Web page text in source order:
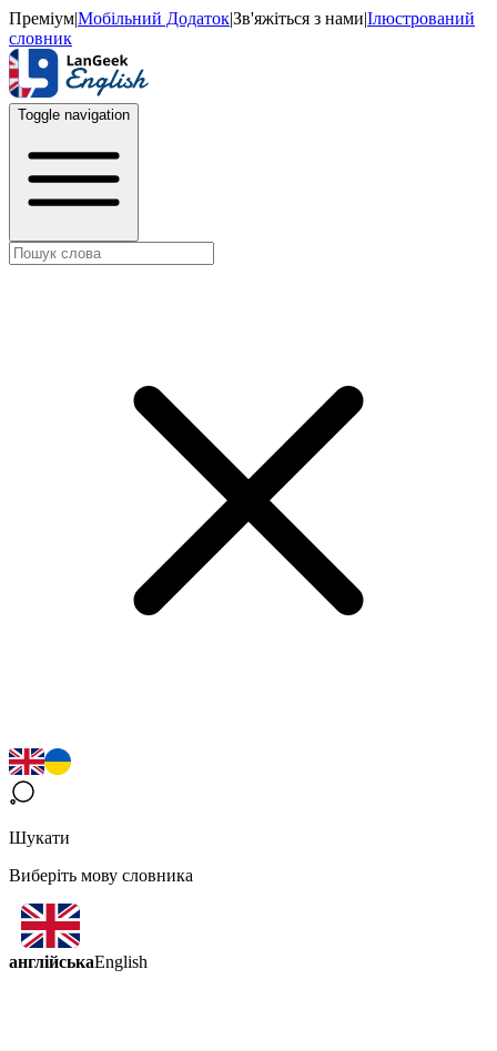
Преміум|Мобільний Додаток|Зв'яжіться з нами|Ілюстрований
словник
Toggle navigation
Шукати
Виберіть мову словника
англійськаEnglish